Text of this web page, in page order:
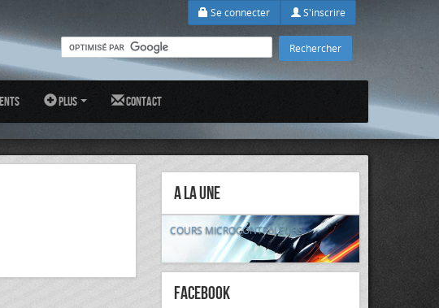
Se connecter S'inscrire
Plus Contact
A la Une
COURS MICROCONTRôLEURS
FaceBook